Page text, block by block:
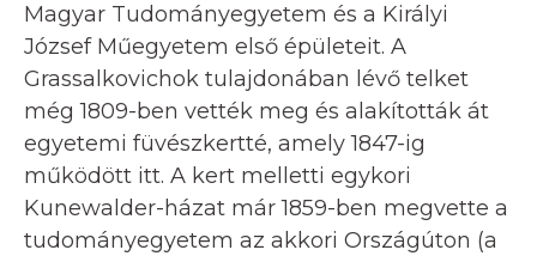
Magyar Tudományegyetem és a Királyi
József Műegyetem első épületeit. A
Grassalkovichok tulajdonában lévő telket
még 1809-ben vették meg és alakították át
egyetemi füvészkertté, amely 1847-ig
működött itt. A kert melletti egykori
Kunewalder-házat már 1859-ben megvette a
tudományegyetem az akkori Országúton (a